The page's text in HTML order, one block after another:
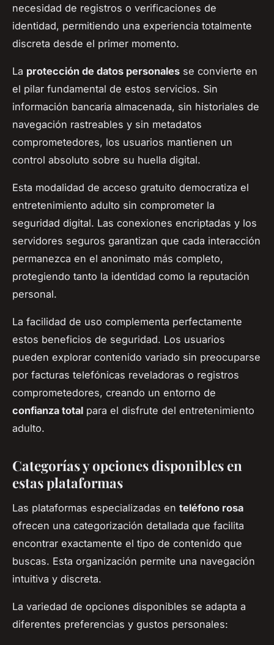
necesidad de registros o verificaciones de
identidad, permitiendo una experiencia totalmente
discreta desde el primer momento.
La protección de datos personales se convierte en
el pilar fundamental de estos servicios. Sin
información bancaria almacenada, sin historiales de
navegación rastreables y sin metadatos
comprometedores, los usuarios mantienen un
control absoluto sobre su huella digital.
Esta modalidad de acceso gratuito democratiza el
entretenimiento adulto sin comprometer la
seguridad digital. Las conexiones encriptadas y los
servidores seguros garantizan que cada interacción
permanezca en el anonimato más completo,
protegiendo tanto la identidad como la reputación
personal.
La facilidad de uso complementa perfectamente
estos beneficios de seguridad. Los usuarios
pueden explorar contenido variado sin preocuparse
por facturas telefónicas reveladoras o registros
comprometedores, creando un entorno de
confianza total para el disfrute del entretenimiento
adulto.
Categorías y opciones disponibles en
estas plataformas
Las plataformas especializadas en teléfono rosa
ofrecen una categorización detallada que facilita
encontrar exactamente el tipo de contenido que
buscas. Esta organización permite una navegación
intuitiva y discreta.
La variedad de opciones disponibles se adapta a
diferentes preferencias y gustos personales: